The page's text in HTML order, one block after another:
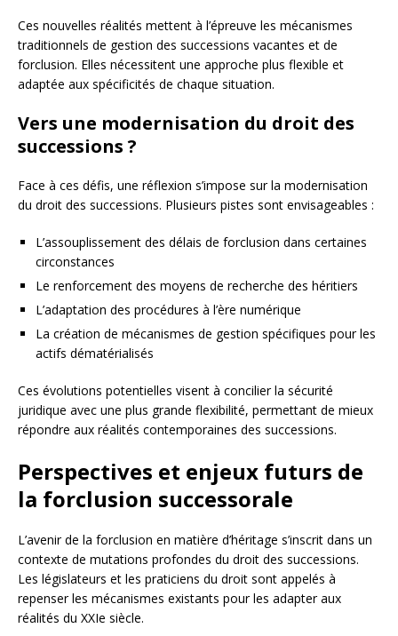
Ces nouvelles réalités mettent à l’épreuve les mécanismes
traditionnels de gestion des successions vacantes et de
forclusion. Elles nécessitent une approche plus flexible et
adaptée aux spécificités de chaque situation.
Vers une modernisation du droit des
successions ?
Face à ces défis, une réflexion s’impose sur la modernisation
du droit des successions. Plusieurs pistes sont envisageables :
L’assouplissement des délais de forclusion dans certaines
circonstances
Le renforcement des moyens de recherche des héritiers
L’adaptation des procédures à l’ère numérique
La création de mécanismes de gestion spécifiques pour les
actifs dématérialisés
Ces évolutions potentielles visent à concilier la sécurité
juridique avec une plus grande flexibilité, permettant de mieux
répondre aux réalités contemporaines des successions.
Perspectives et enjeux futurs de
la forclusion successorale
L’avenir de la forclusion en matière d’héritage s’inscrit dans un
contexte de mutations profondes du droit des successions.
Les législateurs et les praticiens du droit sont appelés à
repenser les mécanismes existants pour les adapter aux
réalités du XXIe siècle.